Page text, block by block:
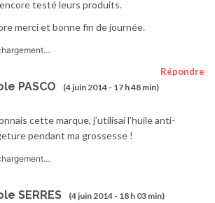
testé leurs produits.
merci et bonne fin de journée.
PASCO (4 juin 2014 - 17 h 48 min)
Répondre
cette marque, j’utilisai l’huile anti-
pendant ma grossesse !
SERRES (4 juin 2014 - 18 h 03 min)